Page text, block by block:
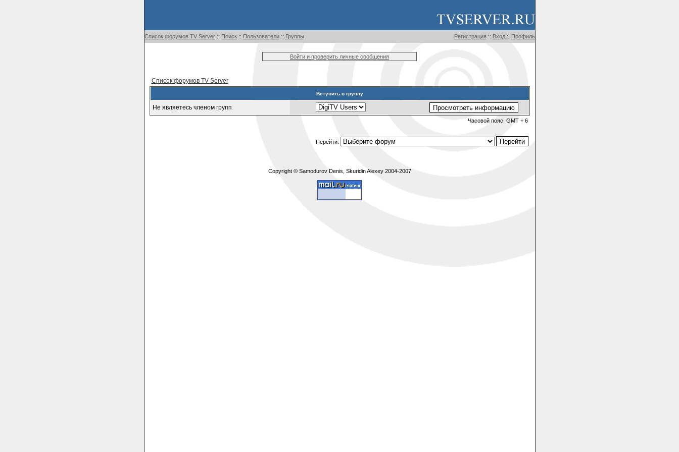
Список форумов TV Server:: Поиск:: Пользователи:: Группы Регистрация :: Вход:: Профиль
Войти и проверить личные сообщения
Список форумов TV Server
Вступить в группу
Не являетесь членом групп
Часовой пояс: GMT + 6
Перейти:
Copyright © Samodurov Denis, Skuridin Alexey 2004-2007